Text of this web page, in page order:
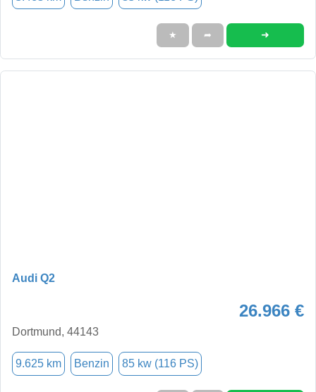
★ ➦ ➜
Audi Q2
26.966 €
Dortmund, 44143
9.625 km Benzin 85 kw (116 PS)